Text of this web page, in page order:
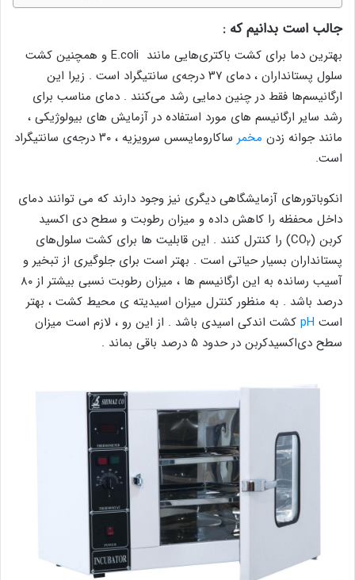
جالب است بدانیم که :
بهترین دما برای کشت باکتری‌هایی مانند E.coli و همچنین کشت
سلول پستانداران ، دمای ۳۷ درجه‌ی سانتیگراد است . زیرا این
ارگانیسم‌ها فقط در چنین دمایی رشد می‌کنند . دمای مناسب برای
رشد سایر ارگانیسم های مورد استفاده در آزمایش های بیولوژیکی ،
مانند جوانه‌ زدن مخمر
ساکارومایسس سرویزیه ، ۳۰ درجه‌ی سانتیگراد
است.
انکوباتورهای آزمایشگاهی دیگری نیز وجود دارند که می توانند دمای
داخل محفظه را کاهش داده و میزان رطوبت و سطح دی اکسید
کربن (CO۲
) را کنترل کنند . این قابلیت ها برای کشت سلول‌های
پستانداران بسیار حیاتی است . بهتر است برای جلوگیری از تبخیر و
آسیب رسانده به این ارگانیسم ها ، میزان رطوبت نسبی بیشتر از ۸۰
درصد باشد . به منظور کنترل میزان اسیدیته ی محیط کشت ، بهتر
است pH کشت اندکی اسیدی باشد . از این رو ، لازم است میزان
سطح دی‌اکسیدکربن در حدود ۵ درصد باقی بماند .